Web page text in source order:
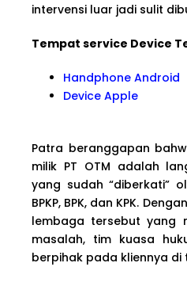
intervensi luar jadi sulit
Tempat service Device
Handphone Android
Device Apple
Patra beranggapan
milik PT OTM adalah
yang sudah “diberkati”
BPKP, BPK, dan KPK.
lembaga tersebut yang
masalah, tim kuasa
berpihak pada kliennya